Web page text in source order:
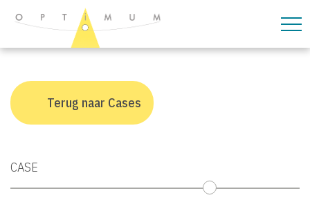
Terug naar Cases
CASE